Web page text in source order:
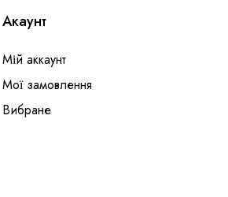
Акаунт
Мій аккаунт
Мої замовлення
Вибране